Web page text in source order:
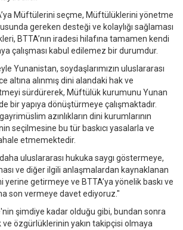
Müftülerini seçme, Müftülüklerini yönetme
gereken desteği ve kolaylığı sağlaması
BTTA’nın iradesi hilafına tamamen kendi
çalışması kabul edilemez bir durumdur.
Yunanistan, soydaşlarımızın uluslararası
altına alınmış dini alandaki hak ve
sürdürerek, Müftülük kurumunu Yunan
bir yapıya dönüştürmeye çalışmaktadır.
azınlıkların dini kurumlarının
seçilmesine bu tür baskıcı yasalarla ve
etmemektedir.
uluslararası hukuka saygı göstermeye,
ve diğer ilgili anlaşmalardan kaynaklanan
getirmeye ve BTTA’ya yönelik baskı ve
son vermeye davet ediyoruz."
şimdiye kadar olduğu gibi, bundan sonra
ve özgürlüklerinin yakın takipçisi olmaya